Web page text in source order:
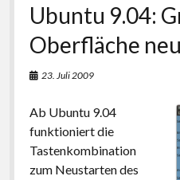
Linux
Gaming
RSS, Social Media, YouTube
Impressum
Datenschutzerklärung
Ubuntu 9.04:
Oberfläche
23. Juli 2009
Ab Ubuntu 9.04
funktioniert die
Tastenkombination
zum Neustarten des